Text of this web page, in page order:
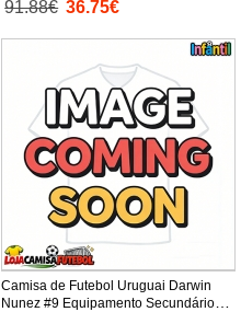
curtas)
91.88€ 36.75€
Camisa de Futebol Uruguai Darwin
Nunez #9 Equipamento Secundário